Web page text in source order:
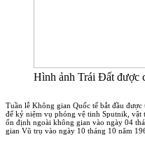
Hình ảnh Trái Đất được
Tuần lễ Không gian Quốc tế bắt đầu
để kỷ niệm vụ phóng vệ tinh Sputnik, vật
ổn định ngoài không gian vào ngày 04
gian Vũ trụ vào ngày 10 tháng 10 năm